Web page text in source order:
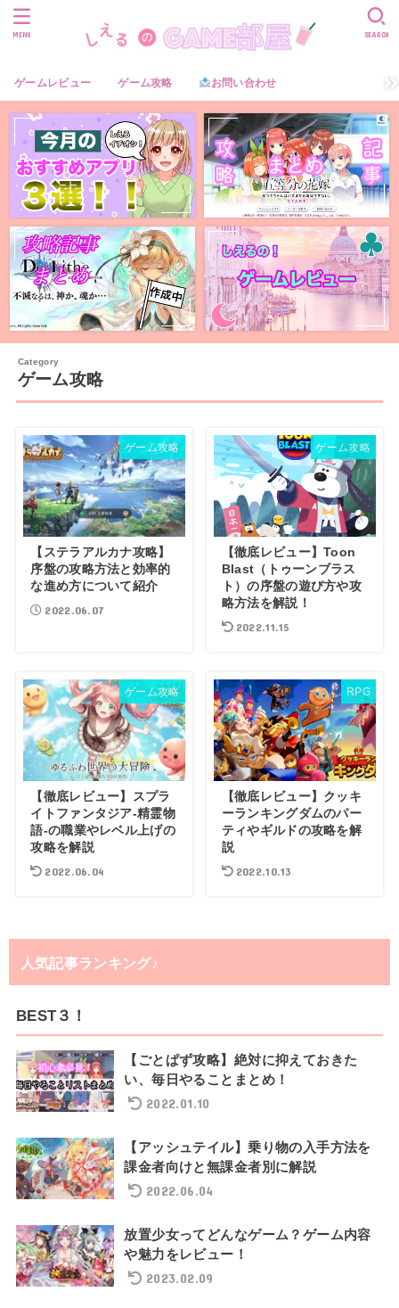
ゲームレビュー ゲーム攻略 お問い合わせ
SEARCH
MENU
ゲーム攻略
ゲーム攻略
【ステラアルカナ攻略】
序盤の攻略方法と効率的
な進め方について紹介
2022.06.07
ゲーム攻略
【徹底レビュー】Toon
Blast（トゥーンブラス
ト）の序盤の遊び方や攻
略方法を解説！
2022.11.15
ゲーム攻略
【徹底レビュー】スプラ
イトファンタジア-精霊物
語-の職業やレベル上げの
攻略を解説
2022.06.04
RPG
【徹底レビュー】クッキ
ーランキングダムのパー
ティやギルドの攻略を解
説
2022.10.13
人気記事ランキング♪
BEST３！
【ごとぱず攻略】絶対に抑えておきた
い、毎日やることまとめ！
2022.01.10
【アッシュテイル】乗り物の入手方法を
課金者向けと無課金者別に解説
2022.06.04
放置少女ってどんなゲーム？ゲーム内容
や魅力をレビュー！
2023.02.09